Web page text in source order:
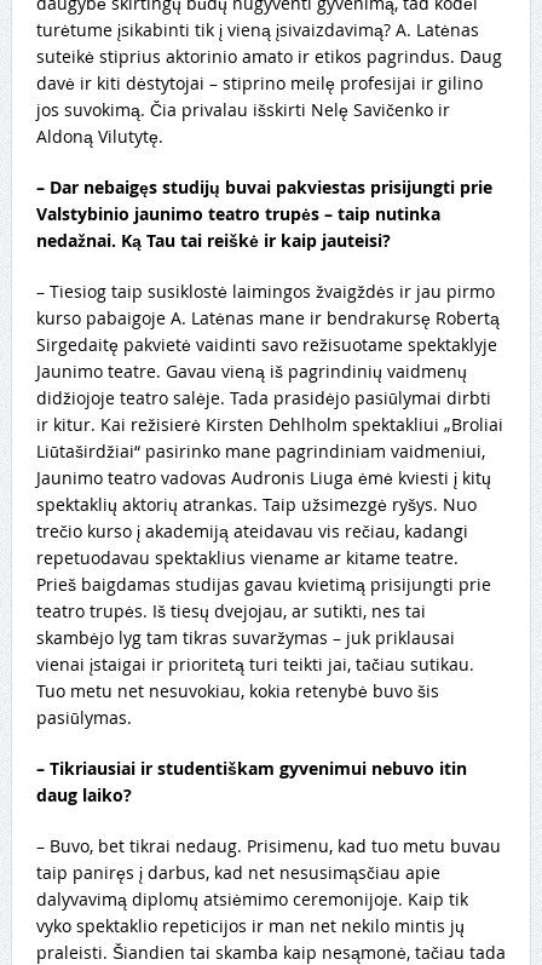
turėtume įsikabinti tik į vieną įsivaizdavimą? A. Latėnas
suteikė stiprius aktorinio amato ir etikos pagrindus. Daug
davė ir kiti dėstytojai – stiprino meilę profesijai ir gilino
jos suvokimą. Čia privalau išskirti Nelę Savičenko ir
Aldoną Vilutytę.
– Dar nebaigęs studijų buvai pakviestas prisijungti prie
Valstybinio jaunimo teatro trupės – taip nutinka
nedažnai. Ką Tau tai reiškė ir kaip jauteisi?
– Tiesiog taip susiklostė laimingos žvaigždės ir jau pirmo
kurso pabaigoje A. Latėnas mane ir bendrakursę Robertą
Sirgedaitę pakvietė vaidinti savo režisuotame spektaklyje
Jaunimo teatre. Gavau vieną iš pagrindinių vaidmenų
didžiojoje teatro salėje. Tada prasidėjo pasiūlymai dirbti
ir kitur. Kai režisierė Kirsten Dehlholm spektakliui „Broliai
Liūtaširdžiai“ pasirinko mane pagrindiniam vaidmeniui,
Jaunimo teatro vadovas Audronis Liuga ėmė kviesti į kitų
spektaklių aktorių atrankas. Taip užsimezgė ryšys. Nuo
trečio kurso į akademiją ateidavau vis rečiau, kadangi
repetuodavau spektaklius viename ar kitame teatre.
Prieš baigdamas studijas gavau kvietimą prisijungti prie
teatro trupės. Iš tiesų dvejojau, ar sutikti, nes tai
skambėjo lyg tam tikras suvaržymas – juk priklausai
vienai įstaigai ir prioritetą turi teikti jai, tačiau sutikau.
Tuo metu net nesuvokiau, kokia retenybė buvo šis
pasiūlymas.
– Tikriausiai ir studentiškam gyvenimui nebuvo itin
daug laiko?
– Buvo, bet tikrai nedaug. Prisimenu, kad tuo metu buvau
taip paniręs į darbus, kad net nesusimąsčiau apie
dalyvavimą diplomų atsiėmimo ceremonijoje. Kaip tik
vyko spektaklio repeticijos ir man net nekilo mintis jų
praleisti. Šiandien tai skamba kaip nesąmonė, tačiau tada